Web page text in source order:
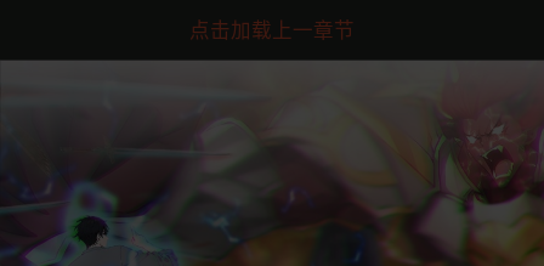
点击加载上一章节